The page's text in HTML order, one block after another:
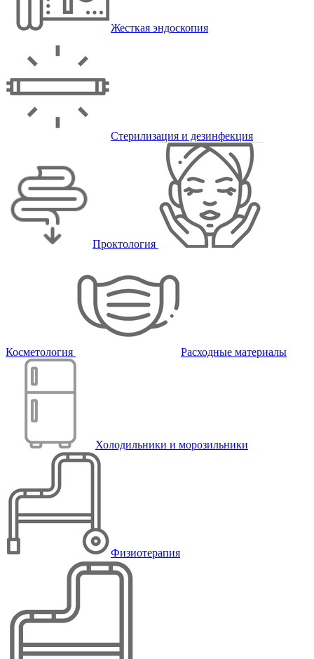
Жесткая эндоскопия
Стерилизация и дезинфекция
Проктология
Косметология Расходные материалы
Холодильники и морозильники
Физиотерапия